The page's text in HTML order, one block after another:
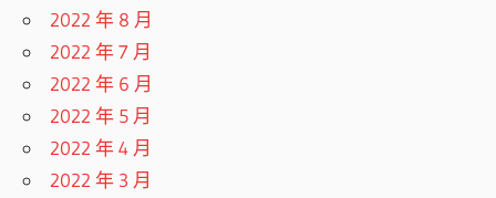
2022 年 8 月
2022 年 7 月
2022 年 6 月
2022 年 5 月
2022 年 4 月
2022 年 3 月